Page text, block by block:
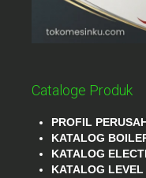
Cataloge Produk
PROFIL
KATALOG
KATALOG
KATALOG